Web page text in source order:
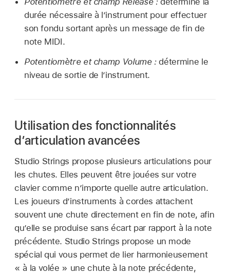
durée nécessaire à l’instrument pour effectuer
son fondu sortant après un message de fin de
note MIDI.
Potentiomètre et champ Volume :détermine le
niveau de sortie de l’instrument.
Utilisation des fonctionnalités
d’articulation avancées
Studio Strings propose plusieurs articulations pour
les chutes. Elles peuvent être jouées sur votre
clavier comme n’importe quelle autre articulation.
Les joueurs d’instruments à cordes attachent
souvent une chute directement en fin de note, afin
qu’elle se produise sans écart par rapport à la note
précédente. Studio Strings propose un mode
spécial qui vous permet de lier harmonieusement
« à la volée » une chute à la note précédente,